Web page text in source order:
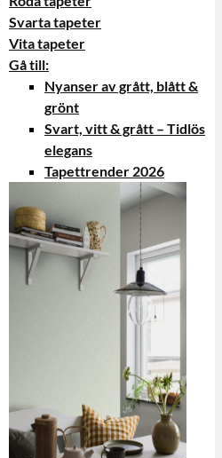
Svarta tapeter
Vita tapeter
Gå till:
Nyanser av grått, blått &
grönt
Svart, vitt & grått – Tidlös
elegans
Tapettrender 2026